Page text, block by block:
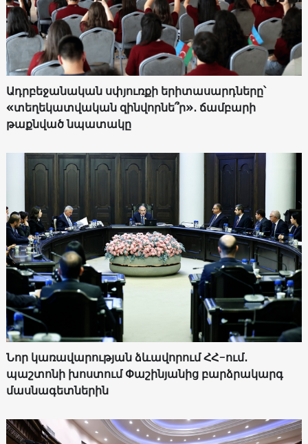
Ադրբեջանական սփյուռքի երիտասարդները՝
«տեղեկատվական զինվորնե՞ր»․ ճամբարի
թաքնված նպատակը
Նոր կառավարության ձևավորում ՀՀ-ում․
պաշտոնի խոստում Փաշինյանից բարձրակարգ
մասնագետներին